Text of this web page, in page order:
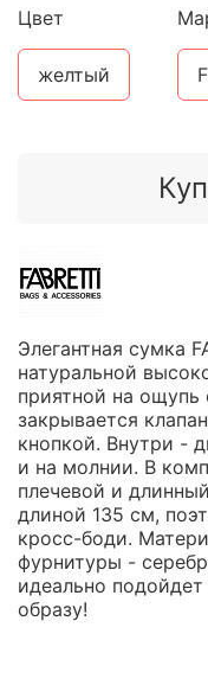
Цвет
желтый
Элегантная сумка
натуральной
приятной на ощупь
закрывается
кнопкой. Внутри -
и на молнии. В
плечевой и
длиной 135 см,
кросс-боди.
фурнитуры -
идеально
образу!